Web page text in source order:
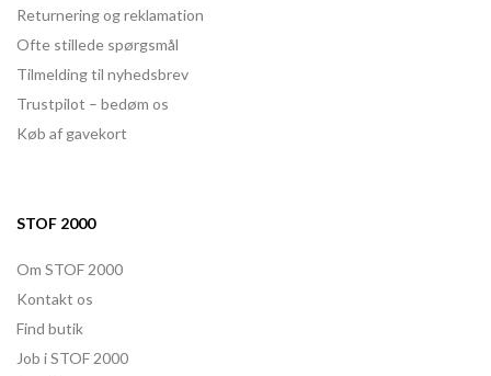
Returnering og reklamation
Ofte stillede spørgsmål
Tilmelding til nyhedsbrev
Trustpilot – bedøm os
Køb af gavekort
STOF 2000
Om STOF 2000
Kontakt os
Find butik
Job i STOF 2000